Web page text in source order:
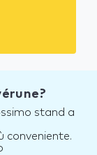
stand a
conveniente.